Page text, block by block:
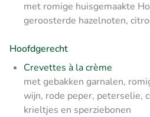
met romige huisgemaakte
geroosterde hazelnoten,
Hoofdgerecht
Crevettes à la crème
met gebakken garnalen,
wijn, rode peper, peterselie,
krieltjes en sperziebonen